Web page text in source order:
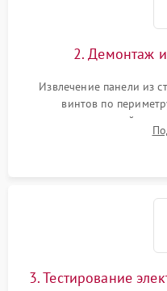
2. Демонтаж
Извлечение панели из
винтов по
стеклокерамической
сенсорного блока для
3. Тестирование